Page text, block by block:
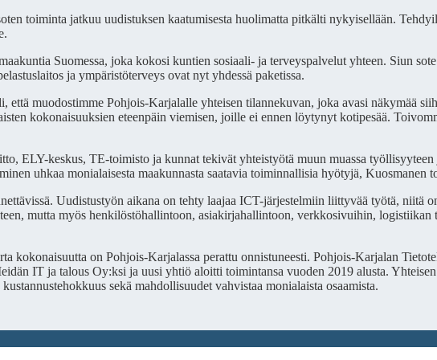
toiminta jatkuu uudistuksen kaatumisesta huolimatta pitkälti nykyisellään.
Suomessa, joka kokosi kuntien sosiaali- ja terveyspalvelut yhteen. Siun
ja ympäristöterveys ovat nyt yhdessä paketissa.
että muodostimme Pohjois-Karjalalle yhteisen tilannekuvan, joka avasi näkymää
kokonaisuuksien eteenpäin viemisen, joille ei ennen löytynyt kotipesää.
ELY-keskus, TE-toimisto ja kunnat tekivät yhteistyötä muun muassa
uhkaa monialaisesta maakunnasta saatavia toiminnallisia hyötyjä, Kuosmanen
Uudistustyön aikana on tehty laajaa ICT-järjestelmiin liittyvää työtä, niitä
mutta myös henkilöstöhallintoon, asiakirjahallintoon, verkkosivuihin, logistiikan
kokonaisuutta on Pohjois-Karjalassa perattu onnistuneesti. Pohjois-Karjalan
IT ja talous Oy:ksi ja uusi yhtiö aloitti toimintansa vuoden 2019 alusta.
sekä mahdollisuudet vahvistaa monialaista osaamista.